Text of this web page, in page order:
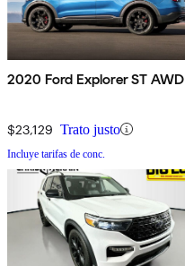
2020 Ford Explorer ST AWD
$23,129 Trato justo
Incluye tarifas de conc.